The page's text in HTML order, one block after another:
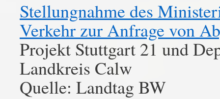
Stellungnahme des
Verkehr zur Anfrage von
Projekt Stuttgart 21 und
Landkreis Calw
Quelle: Landtag BW